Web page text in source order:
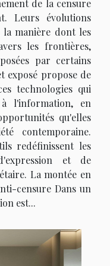
de la censure
Leurs évolutions
manière dont les
les frontières,
par certains
exposé propose de
technologies qui
l'information, en
qu'elles
contemporaine.
redéfinissent les
et de
La montée en
censure Dans un
est...